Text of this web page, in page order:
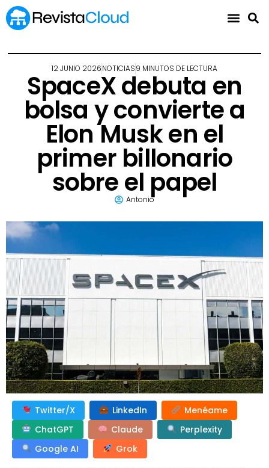
12 JUNIO 2026NOTICIAS9 MINUTOS DE LECTURA
SpaceX debuta en
bolsa y convierte a
Elon Musk en el
primer billonario
sobre el papel
Antonio
Twitter/X LinkedIn
Menéame
ChatGPT
Claude
Perplexity
Google AI
Grok